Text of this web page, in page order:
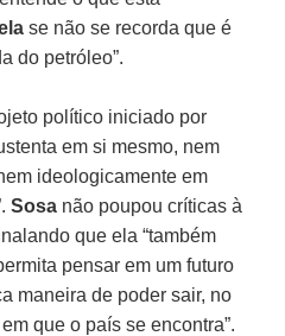
se não se recorda que é
do petróleo”.
político iniciado por
em si mesmo, nem
ideologicamente em
Sosa não poupou críticas à
que ela “também
pensar em um futuro
maneira de poder sair, no
que o país se encontra”.